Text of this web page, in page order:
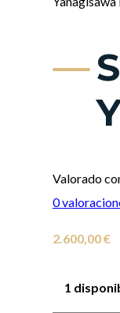
Valorado
0
2.600,00€
1